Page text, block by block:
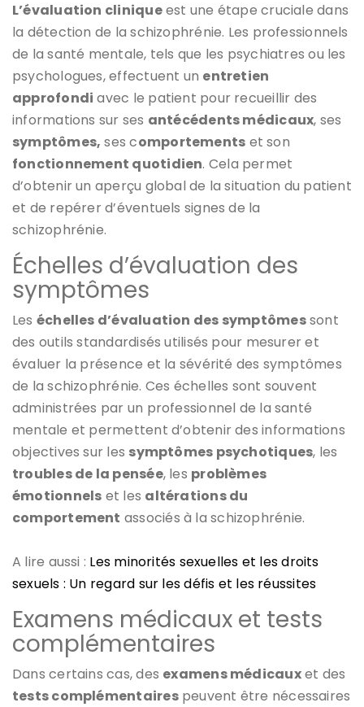
L’évaluation cliniqueest une étape cruciale dans
la détection de la schizophrénie. Les professionnels
de la santé mentale, tels que les psychiatres ou les
psychologues, effectuent un entretien
approfondi avec le patient pour recueillir des
informations sur ses antécédents médicaux, ses
symptômes, ses comportements et son
fonctionnement quotidien. Cela permet
d’obtenir un aperçu global de la situation du patient
et de repérer d’éventuels signes de la
schizophrénie.
Échelles d’évaluation des
symptômes
Les échelles d’évaluation des symptômessont
des outils standardisés utilisés pour mesurer et
évaluer la présence et la sévérité des symptômes
de la schizophrénie. Ces échelles sont souvent
administrées par un professionnel de la santé
mentale et permettent d’obtenir des informations
objectives sur les symptômes psychotiques, les
troubles de la pensée, les problèmes
émotionnels et les altérations du
comportement associés à la schizophrénie.
A lire aussi : Les minorités sexuelles et les droits
sexuels : Un regard sur les défis et les réussites
Examens médicaux et tests
complémentaires
Dans certains cas, des examens médicauxet des
tests complémentairespeuvent être nécessaires